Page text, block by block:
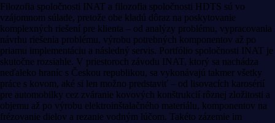
Filozofia spoločnosti INAT a filozofia spoločnosti HDTS sú vo
vzájomnom súlade, pretože obe kladú dôraz na poskytovanie
komplexných riešení pre klienta – od analýzy problému, vypracovania
návrhu riešenia problému, výrobu potrebných komponentov až po
priamu implementáciu a následný servis. Portfólio spoločnosti INAT je
skutočne rozsiahle. V priestoroch závodu INAT, ktorý sa nachádza
neďaleko hraníc s Českou republikou, sa vykonávajú takmer všetky
práce s kovom, aké si len možno predstaviť – od lisovacích karosérií
pre automobilky cez zváranie kovových konštrukcií rôznej zložitosti a
objemu až po výrobu elektroinštalačného materiálu, komponentov na
frézovanie dielov a rezanie vodným lúčom. Takéto zázemie im